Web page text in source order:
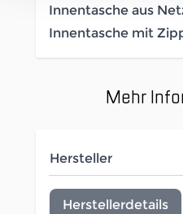
Innentasche aus
Innentasche mit
Mehr
Hersteller
Herstellerdetails